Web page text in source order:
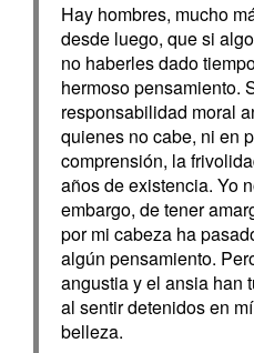
Hay hombres, mucho
desde luego, que si
no haberles dado
hermoso pensamiento.
responsabilidad moral
quienes no cabe, ni en
comprensión, la
años de existencia. Yo
embargo, de tener
por mi cabeza ha
algún pensamiento.
angustia y el ansia han
al sentir detenidos en
belleza.